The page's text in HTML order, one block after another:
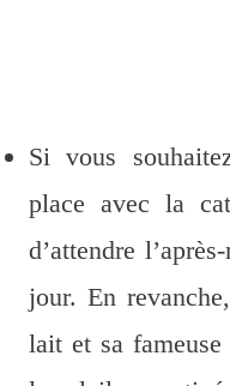
Si vous
place avec la
d’attendre
jour. En
lait et sa